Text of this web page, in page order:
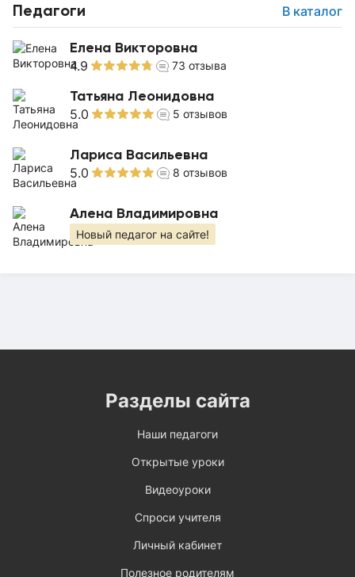
Педагоги В каталог
Елена Викторовна
4.9 73 отзыва
Татьяна Леонидовна
5.0 5 отзывов
Лариса Васильевна
5.0 8 отзывов
Алена Владимировна
Новый педагог на сайте!
Разделы сайта
Наши педагоги
Открытые уроки
Видеоуроки
Спроси учителя
Личный кабинет
Полезное родителям